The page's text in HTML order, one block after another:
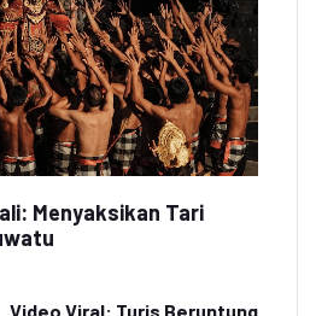
Menyaksikan Tari
Video Viral: Turis Beruntung